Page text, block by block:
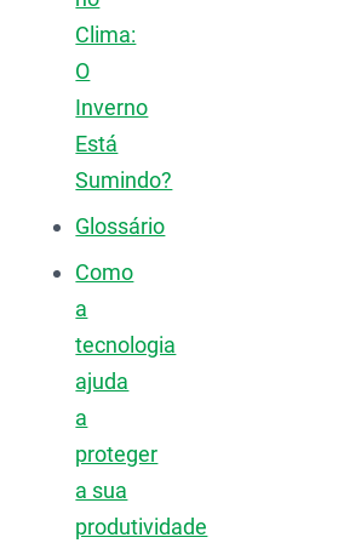
Clima:
O
Inverno
Está
Sumindo?
Glossário
Como
a
tecnologia
ajuda
a
proteger
a sua
produtividade